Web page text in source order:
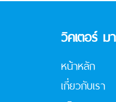
วิคเตอร์ ม
หน้าหลัก
เกี่ยวกับเรา